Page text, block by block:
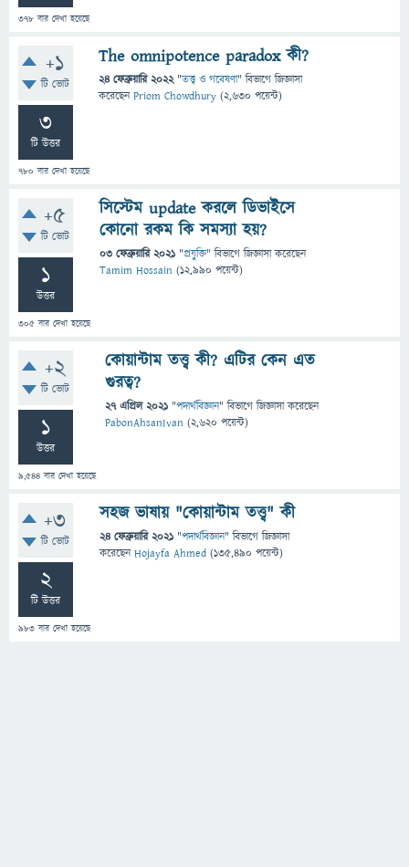
378 বার দেখা হয়েছে
+1
টি ভোট
3
টি উত্তর
780 বার দেখা হয়েছে
The omnipotence paradox কী?
24 ফেব্রুয়ারি 2022 "তত্ত্ব ও গবেষণা" বিভাগে জিজ্ঞাসা
করেছেনPriom Chowdhury (2,630 পয়েন্ট)
+5
টি ভোট
1
উত্তর
305 বার দেখা হয়েছে
সিস্টেম update করলে ডিভাইসে
কোনো রকম কি সমস্যা হয়?
03 ফেব্রুয়ারি 2021 "প্রযুক্তি" বিভাগে জিজ্ঞাসাকরেছেন
Tamim Hossain (12,990 পয়েন্ট)
+2
টি ভোট
1
উত্তর
9,544 বার দেখা হয়েছে
কোয়ান্টাম তত্ত্ব কী? এটির কেন এত
গুরত্ব?
27 এপ্রিল 2021 "পদার্থবিজ্ঞান" বিভাগে জিজ্ঞাসাকরেছেন
PabonAhsanIvan (2,620 পয়েন্ট)
+3
টি ভোট
2
টি উত্তর
983 বার দেখা হয়েছে
সহজ ভাষায় "কোয়ান্টাম তত্ত্ব" কী
24 ফেব্রুয়ারি 2021 "পদার্থবিজ্ঞান" বিভাগে জিজ্ঞাসা
করেছেনHojayfa Ahmed (135,490 পয়েন্ট)